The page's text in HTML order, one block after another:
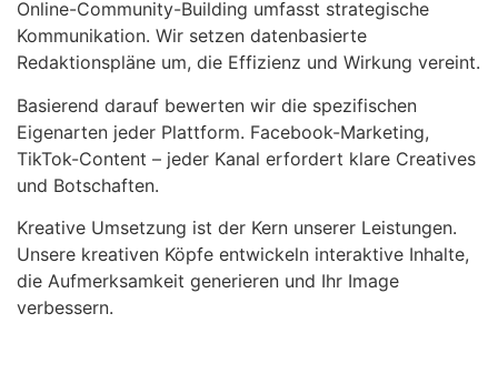
Online-Community-Building umfasst strategische
Kommunikation. Wir setzen datenbasierte
Redaktionspläne um, die Effizienz und Wirkung vereint.
Basierend darauf bewerten wir die spezifischen
Eigenarten jeder Plattform. Facebook-Marketing,
TikTok-Content – jeder Kanal erfordert klare Creatives
und Botschaften.
Kreative Umsetzung ist der Kern unserer Leistungen.
Unsere kreativen Köpfe entwickeln interaktive Inhalte,
die Aufmerksamkeit generieren und Ihr Image
verbessern.